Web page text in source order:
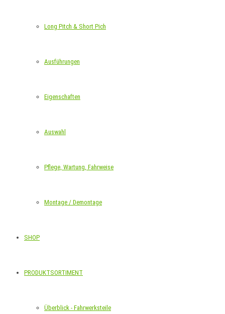
Long Pitch & Short Pich
Ausführungen
Eigenschaften
Auswahl
Pflege, Wartung, Fahrweise
Montage / Demontage
SHOP
PRODUKTSORTIMENT
Überblick - Fahrwerksteile